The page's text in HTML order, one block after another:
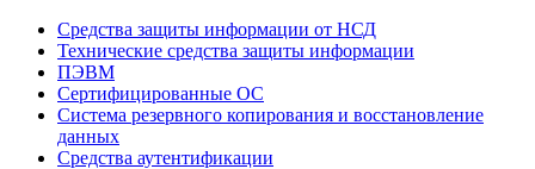
Средства защиты информации от НСД
Технические средства защиты информации
ПЭВМ
Сертифицированные ОС
Система резервного копирования и восстановление
данных
Средства аутентификации